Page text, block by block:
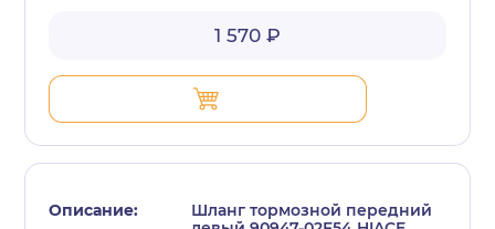
1 570 ₽
Шланг тормозной передний